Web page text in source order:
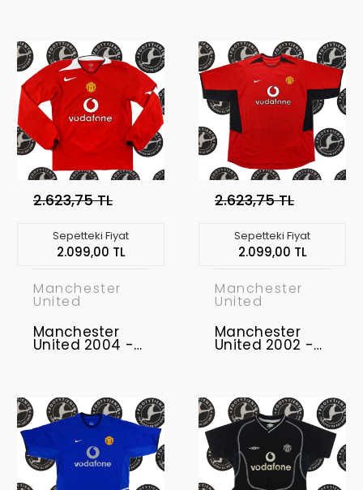
2.623,75 TL
Sepetteki Fiyat
2.099,00 TL
Manchester
United
Manchester
United 2004 -
2.623,75 TL
Sepetteki Fiyat
2.099,00 TL
Manchester
United
Manchester
United 2002 -